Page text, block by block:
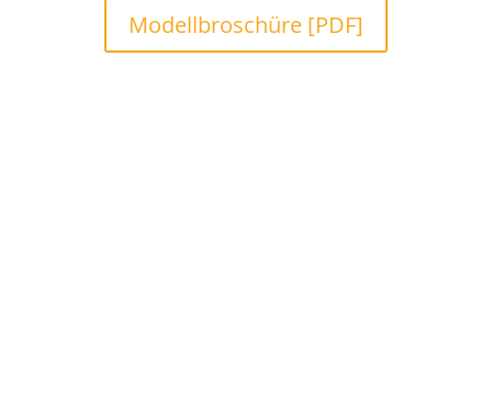
Modellbroschüre [PDF]